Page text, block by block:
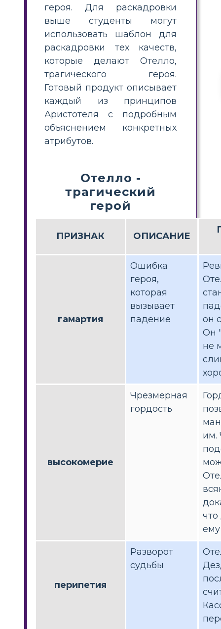
героя. Для раскадровки
выше студенты могут
использовать шаблон для
раскадровки тех качеств,
которые делают Отелло,
трагического героя.
Готовый продукт описывает
каждый из принципов
Аристотеля с подробным
объяснением конкретных
атрибутов.
Отелло -
трагический
герой
ПРИЗНАК ОПИСАНИЕ
гамартия
Ошибка
героя,
которая
вызывает
падение
он
Он
не
высокомерие
Чрезмерная
гордость
им.
перипетия
Разворот
судьбы